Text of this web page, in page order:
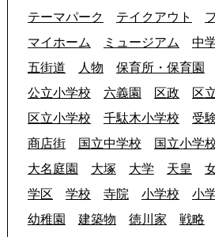
テーマパーク
テイクアウト
マイホーム
ミュージアム 中
五街道
人物 保育所・保育園
公立小学校
六義園 区政
区
区立小学校
千駄木小学校 受
商店街
国立中学校 国立小学
大名庭園
大塚 大学 天皇
学区
学校 寺院 小学校 小
幼稚園
建築物 徳川家 戦略